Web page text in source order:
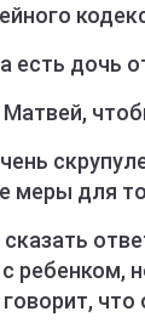
есть дочь
меры для
ребенком,
что